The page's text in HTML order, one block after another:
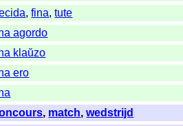
,fina,tute
agordo
klaŭzo
ero
, match,wedstrijd